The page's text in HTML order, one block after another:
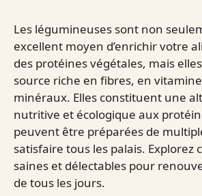
Les légumineuses sont non
excellent moyen d’enrichir votre
des protéines végétales, mais
source riche en fibres, en
minéraux. Elles constituent une
nutritive et écologique aux
peuvent être préparées de
satisfaire tous les palais. Explorez
saines et délectables pour
de tous les jours.